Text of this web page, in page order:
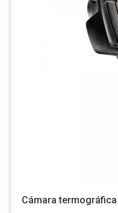
Cámara